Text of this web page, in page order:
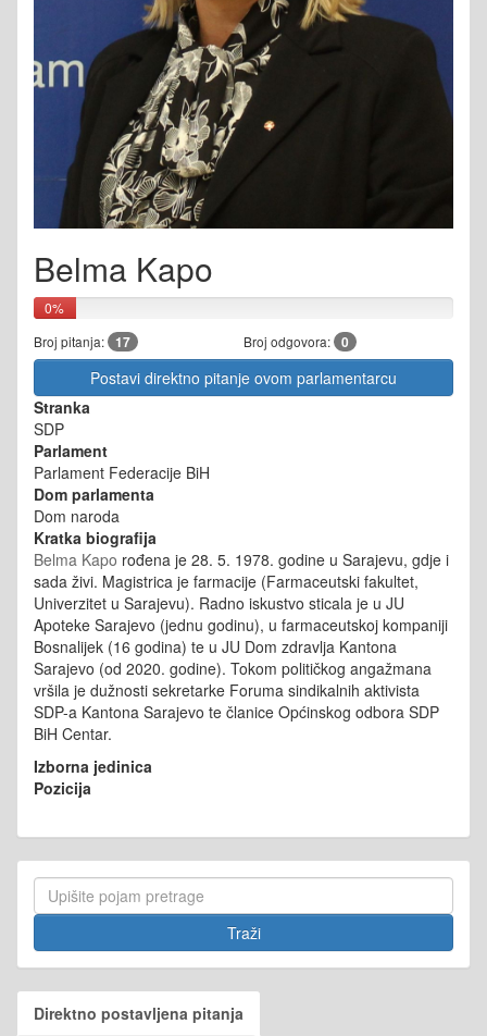
Belma Kapo
0%
Broj pitanja: 17 Broj odgovora: 0
Postavi direktno pitanje ovom parlamentarcu
Stranka
SDP
Parlament
Parlament Federacije BiH
Dom parlamenta
Dom naroda
Kratka biografija
Belma Kapo rođena je 28. 5. 1978. godine u Sarajevu, gdje i
sada živi. Magistrica je farmacije (Farmaceutski fakultet,
Univerzitet u Sarajevu). Radno iskustvo sticala je u JU
Apoteke Sarajevo (jednu godinu), u farmaceutskoj kompaniji
Bosnalijek (16 godina) te u JU Dom zdravlja Kantona
Sarajevo (od 2020. godine). Tokom političkog angažmana
vršila je dužnosti sekretarke Foruma sindikalnih aktivista
SDP-a Kantona Sarajevo te članice Općinskog odbora SDP
BiH Centar.
Izborna jedinica
Pozicija
Direktno postavljena pitanja